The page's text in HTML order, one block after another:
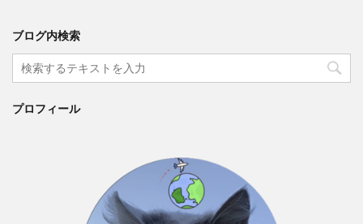
ブログ内検索
プロフィール